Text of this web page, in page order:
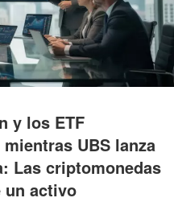
y los ETF
UBS lanza
Las criptomonedas
un activo